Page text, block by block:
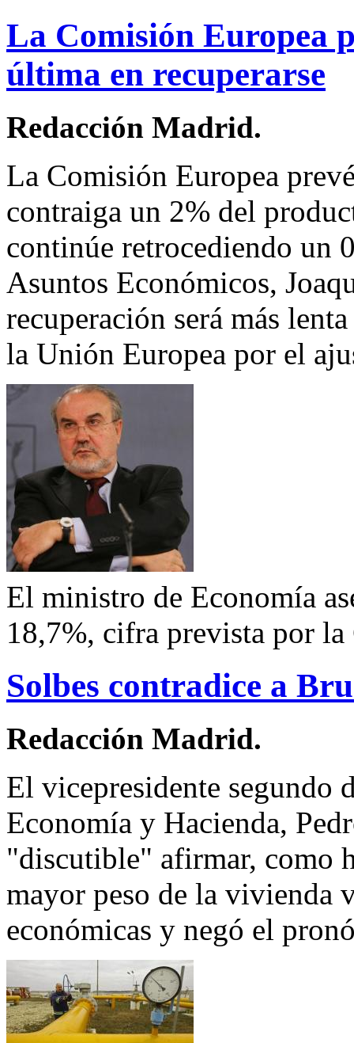
La Comisión Europea
última en recuperarse
Redacción Madrid.
La Comisión Europea
contraiga un 2% del
continúe retrocediendo un
Asuntos Económicos,
recuperación será más
la Unión Europea por el
El ministro de Economía
18,7%, cifra prevista por
Solbes contradice a
Redacción Madrid.
El vicepresidente segundo
Economía y Hacienda,
"discutible" afirmar, como
mayor peso de la vivienda
económicas y negó el